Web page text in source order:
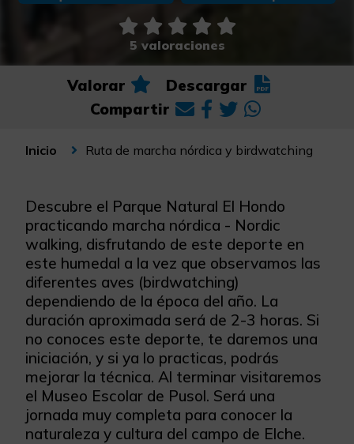
Experiencias Semana Santa
5 valoraciones
Valorar
Descargar
Compartir
Inicio Ruta de marcha nórdica y birdwatching
Descubre el Parque Natural El Hondo
practicando marcha nórdica - Nordic
walking, disfrutando de este deporte en
este humedal a la vez que observamos las
diferentes aves (birdwatching)
dependiendo de la época del año. La
duración aproximada será de 2-3 horas. Si
no conoces este deporte, te daremos una
iniciación, y si ya lo practicas, podrás
mejorar la técnica. Al terminar visitaremos
el Museo Escolar de Pusol. Será una
jornada muy completa para conocer la
naturaleza y cultura del campo de Elche.